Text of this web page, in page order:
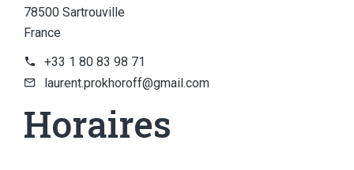
78500 Sartrouville
France
+33 1 80 83 98 71
laurent.prokhoroff@gmail.com
Horaires